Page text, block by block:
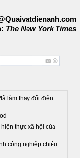
The New York Times
làm thay đổi điện
thực xã hội của
công nghiệp chiếu